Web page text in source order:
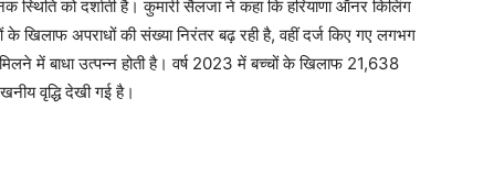
स्थिति को दर्शाती है। कुमारी सैलजा ने कहा कि हरियाणा ऑनर किलिंग
अपराधों की संख्या निरंतर बढ़ रही है, वहीं दर्ज किए गए लगभग
में बाधा उत्पन्न होती है। वर्ष 2023 में बच्चों के खिलाफ 21,638
वृद्धि देखी गई है।